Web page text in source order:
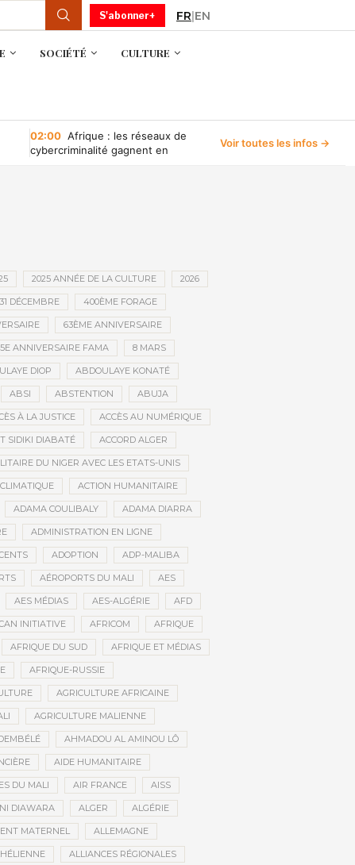
S'abonner+ FR|EN
SOCIÉTÉ CULTURE
02:00 Afrique : les réseaux de
cybercriminalité gagnent en
Voir toutes les infos →
2025 ANNÉE DE LA CULTURE 2026
31 DÉCEMBRE 400ÈME FORAGE
63ÈME ANNIVERSAIRE
ANNIVERSAIRE FAMA 8 MARS
DIOP ABDOULAYE KONATÉ
ABSI ABSTENTION ABUJA
À LA JUSTICE ACCÈS AU NUMÉRIQUE
SIDIKI DIABATÉ ACCORD ALGER
DU NIGER AVEC LES ETATS-UNIS
ACTION HUMANITAIRE
ADAMA COULIBALY ADAMA DIARRA
ADMINISTRATION EN LIGNE
ADOPTION ADP-MALIBA
AÉROPORTS DU MALI AES
AES MÉDIAS AES-ALGÉRIE AFD
INITIATIVE AFRICOM AFRIQUE
AFRIQUE DU SUD AFRIQUE ET MÉDIAS
AFRIQUE-RUSSIE
AGRICULTURE AFRICAINE
AGRICULTURE MALIENNE
AHMADOU AL AMINOU LÔ
AIDE HUMANITAIRE
DU MALI AIR FRANCE AISS
DIAWARA ALGER ALGÉRIE
MATERNEL ALLEMAGNE
ALLIANCES RÉGIONALES